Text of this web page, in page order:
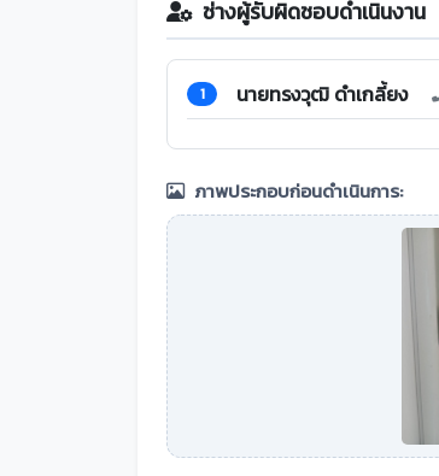
ช่างผู้รับผิดชอบดำเนินงาน
1 นายทรงวุฒิ ดำเกลี้ยง
ภาพประกอบก่อนดำเนินการ: